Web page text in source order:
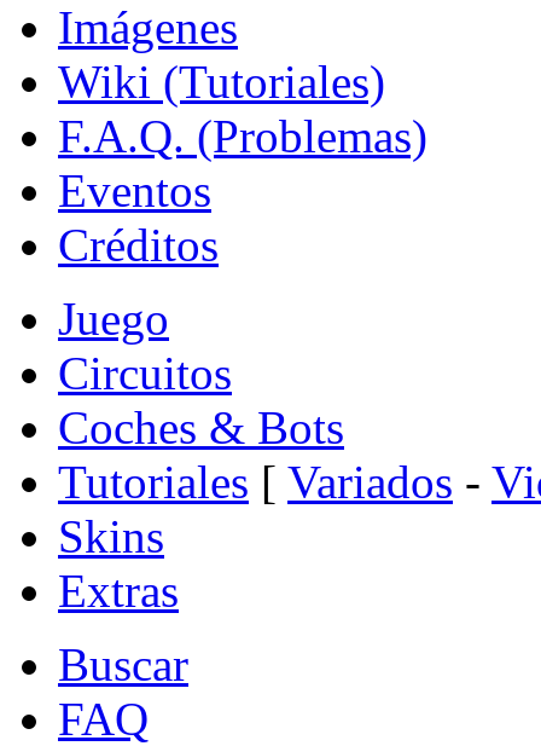
Imágenes
Wiki (Tutoriales)
F.A.Q. (Problemas)
Eventos
Créditos
Juego
Circuitos
Coches & Bots
Tutoriales [ Variados -
Skins
Extras
Buscar
FAQ